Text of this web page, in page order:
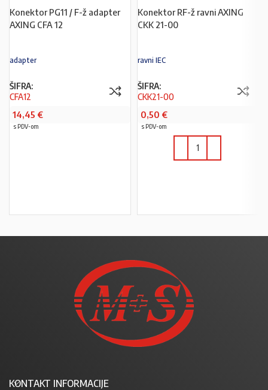
Konektor PG11 / F-ž adapter
AXING CFA 12
adapter
ŠIFRA:
CFA12
14,45 €
s PDV-om
Konektor RF-ž ravni AXING
CKK 21-00
ravni IEC
ŠIFRA:
CKK21-00
0,50 €
s PDV-om
KONTAKT INFORMACIJE